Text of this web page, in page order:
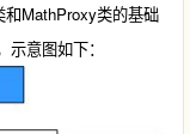
和MathProxy类的基础
示意图如下：